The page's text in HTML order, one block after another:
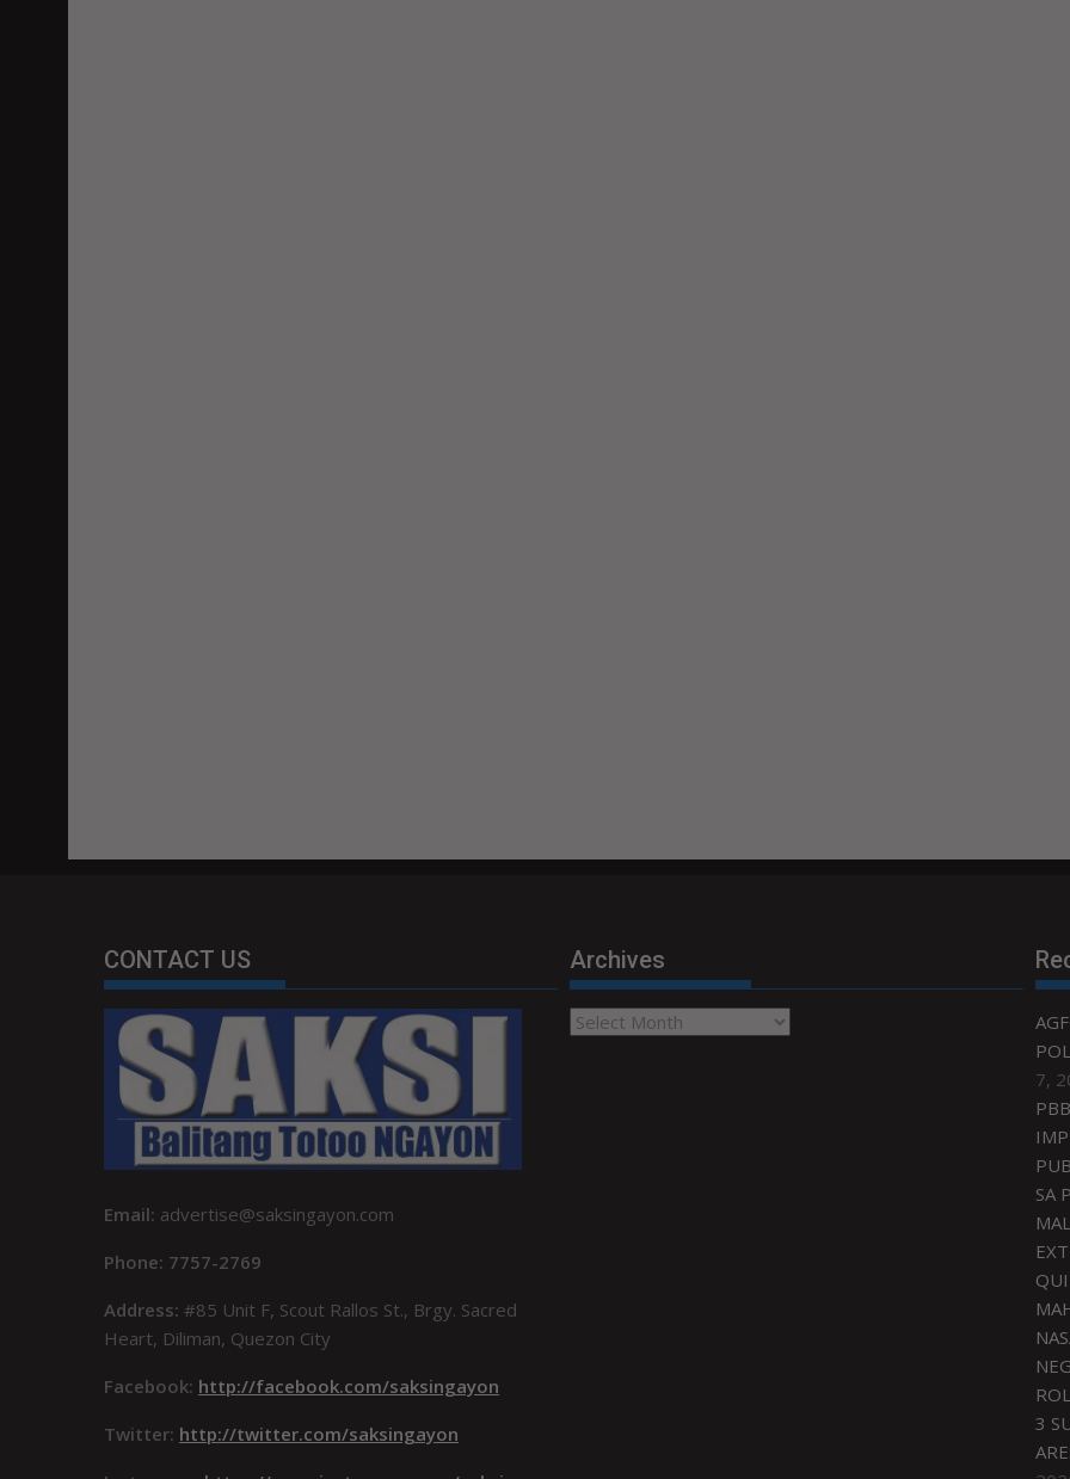
CONTACT US
Email: advertise@saksingayon.com
Phone: 7757-2769
Address: #85 Unit F, Scout Rallos St., Brgy. Sacred
Heart, Diliman, Quezon City
Facebook: http://facebook.com/saksingayon
Twitter: http://twitter.com/saksingayon
Archives
Archives
7,
SA
3